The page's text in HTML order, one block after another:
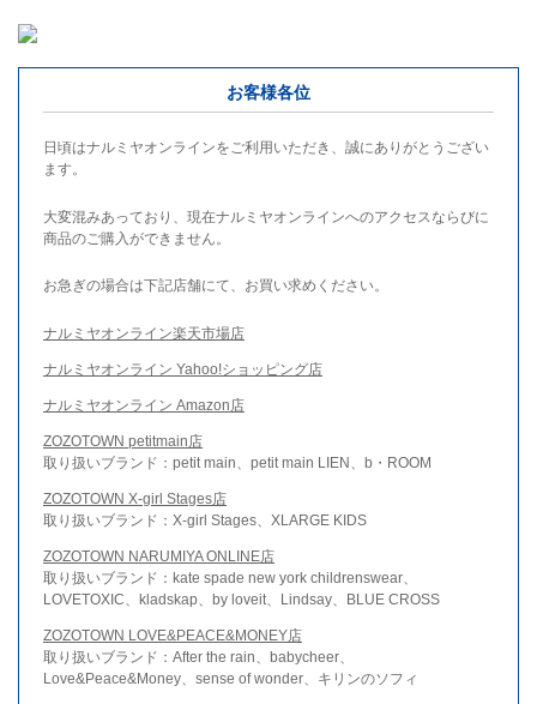
お客様各位
日頃はナルミヤオンラインをご利用いただき、誠にありがとうござい
ます。
大変混みあっており、現在ナルミヤオンラインへのアクセスならびに
商品のご購入ができません。
お急ぎの場合は下記店舗にて、お買い求めください。
ナルミヤオンライン楽天市場店
ナルミヤオンライン Yahoo!ショッピング店
ナルミヤオンライン Amazon店
ZOZOTOWN petitmain店
取り扱いブランド：petit main、petit main LIEN、b・ROOM
ZOZOTOWN X-girl Stages店
取り扱いブランド：X-girl Stages、XLARGE KIDS
ZOZOTOWN NARUMIYA ONLINE店
取り扱いブランド：kate spade new york childrenswear、
LOVETOXIC、kladskap、by loveit、Lindsay、BLUE CROSS
ZOZOTOWN LOVE&PEACE&MONEY店
取り扱いブランド：After the rain、babycheer、
Love&Peace&Money、sense of wonder、キリンのソフィ